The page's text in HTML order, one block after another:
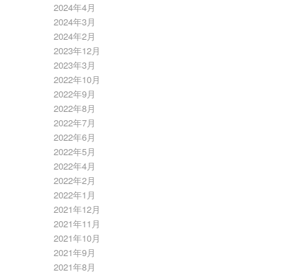
2024年4月
2024年3月
2024年2月
2023年12月
2023年3月
2022年10月
2022年9月
2022年8月
2022年7月
2022年6月
2022年5月
2022年4月
2022年2月
2022年1月
2021年12月
2021年11月
2021年10月
2021年9月
2021年8月